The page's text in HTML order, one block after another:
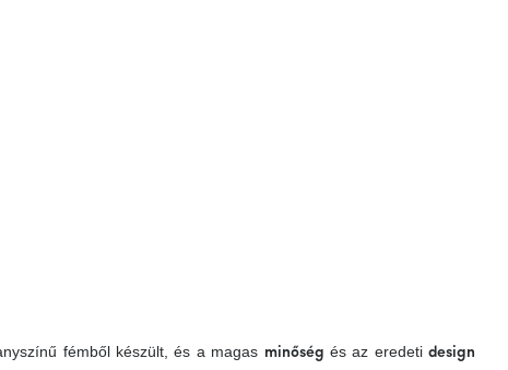
fémből készült, és a magas minőség és az eredetidesign